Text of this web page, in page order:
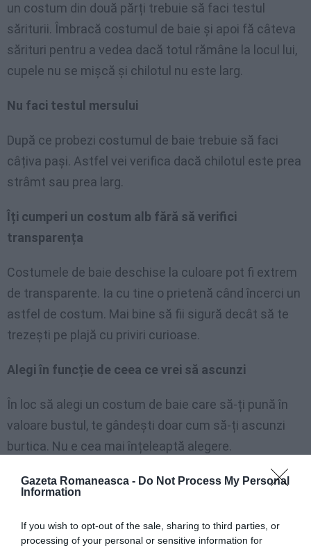
Gazeta Romaneasca - Do Not Process My Personal
Information
If you wish to opt-out of the sale, sharing to third parties, or
processing of your personal or sensitive information for
un costum din două părți trebuie să faci testul
săriturii. Îmbracă costumul de baie și apoi fă câteva
sărituri pentru a vedea dacă totul rămâne la locul lui,
cupele nu se mișcă și chilotul nu este larg.
Nu faci testul mersului
După ce probezi costumul de baie trebuie să faci
câțiva pași. Astfel vei verifica dacă chilotul este prea
strâmt sau prea larg.
Îți cumperi un costum alb fără să verifici
transparența
Costumele de baie deschise la culoare pot fi extrem
de transparente. Ia cu tine o prietenă când încerci un
astfel de costum. Mai bine să fii sigură decât să te
trezești pe plajă cu priviri curioase.
Alegi în funcție de ceea ce vrei să ascunzi
În loc să alegi un costum de baie care să-ți pună în
valoare bustul, te gândești doar cum să-ți ascunzi
burtica. Nu e cea mai înțeleaptă alegere.